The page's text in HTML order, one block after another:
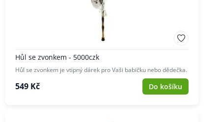
Hůl se zvonkem - 5000czk
Hůl se zvonkem je vtipný dárek pro Vaši babičku nebo dědečka.
549 Kč Do košíku